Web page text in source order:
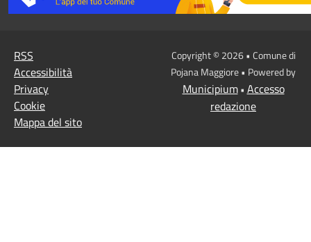
RSS
Accessibilità
Privacy
Cookie
Mappa del sito
Copyright © 2026 • Comune di
Pojana Maggiore • Powered by
Municipium• Accesso
redazione